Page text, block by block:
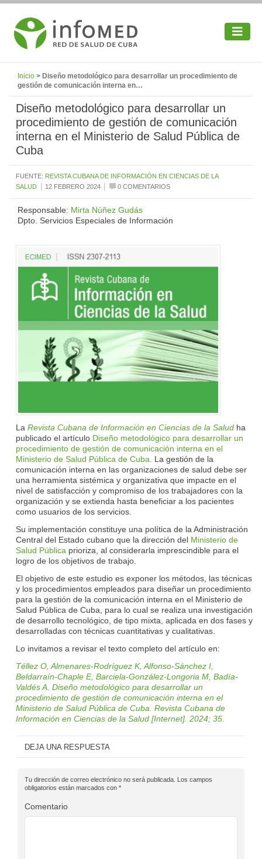
Inicio > Diseño metodológico para desarrollar un procedimiento de
gestión de comunicación interna en…
Diseño metodológico para desarrollar un
procedimiento de gestión de comunicación
interna en el Ministerio de Salud Pública de
Cuba
FUENTE: REVISTA CUBANA DE INFORMACIÓN EN CIENCIAS DE LA
SALUD | 12 FEBRERO 2024 | 0 COMENTARIOS
Responsable: Mirta Núñez Gudás
Dpto. Servicios Especiales de Información
La Revista Cubana de Información en Ciencias de la Salud ha
publicado el artículo Diseño metodológico para desarrollar un
procedimiento de gestión de comunicación interna en el
Ministerio de Salud Pública de Cuba. La gestión de la
comunicación interna en las organizaciones de salud debe ser
una herramienta sistémica y organizativa que impacte en el
nivel de satisfacción y compromiso de los trabajadores con la
organización y se extienda hasta beneficiar a los pacientes
como usuarios de los servicios.
Su implementación constituye una política de la Administración
Central del Estado cubano que la dirección del Ministerio de
Salud Pública prioriza, al considerarla imprescindible para el
logro de los objetivos de trabajo.
El objetivo de este estudio es exponer los métodos, las técnicas
y los procedimientos empleados para diseñar un procedimiento
para la gestión de la comunicación interna en el Ministerio de
Salud Pública de Cuba, para lo cual se realiza una investigación
de desarrollo tecnológico, de tipo mixta, aplicada en dos fases y
desarrolladas con técnicas cuantitativas y cualitativas.
Lo invitamos a revisar el texto completo del artículo en:
Téllez O, Almenares-Rodríguez K, Alfonso-Sánchez I,
Beldarraín-Chaple E, Barciela-González-Longoria M, Badía-
Valdés A. Diseño metodológico para desarrollar un
procedimiento de gestión de comunicación interna en el
Ministerio de Salud Pública de Cuba. Revista Cubana de
Información en Ciencias de la Salud [Internet]. 2024; 35.
DEJA UNA RESPUESTA
Tu dirección de correo electrónico no será publicada. Los campos
obligatorios están marcados con *
Comentario